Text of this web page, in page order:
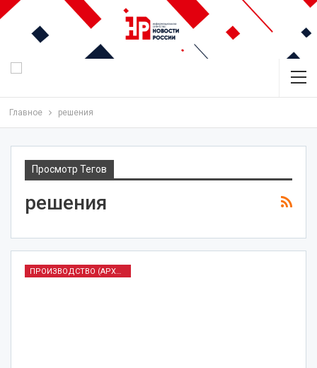
Главное решения
Просмотр Тегов
решения
ПРОИЗВОДСТВО (АРХИВ)